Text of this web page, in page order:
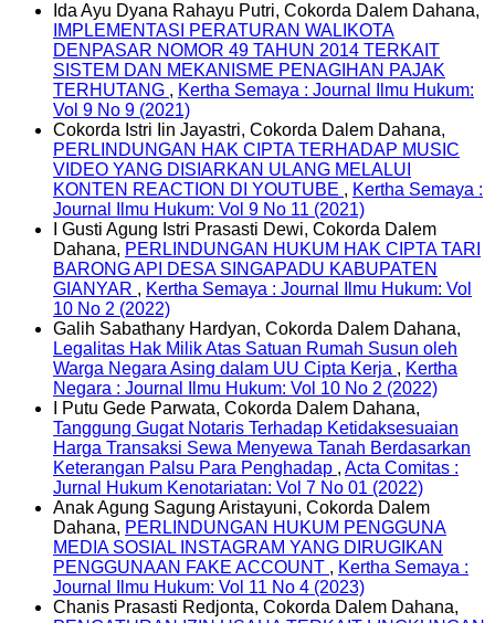
Ida Ayu Dyana Rahayu Putri, Cokorda Dalem Dahana,
IMPLEMENTASI PERATURAN WALIKOTA
DENPASAR NOMOR 49 TAHUN 2014 TERKAIT
SISTEM DAN MEKANISME PENAGIHAN PAJAK
TERHUTANG , Kertha Semaya : Journal Ilmu Hukum:
Vol 9 No 9 (2021)
Cokorda Istri Iin Jayastri, Cokorda Dalem Dahana,
PERLINDUNGAN HAK CIPTA TERHADAP MUSIC
VIDEO YANG DISIARKAN ULANG MELALUI
KONTEN REACTION DI YOUTUBE , Kertha Semaya :
Journal Ilmu Hukum: Vol 9 No 11 (2021)
I Gusti Agung Istri Prasasti Dewi, Cokorda Dalem
Dahana, PERLINDUNGAN HUKUM HAK CIPTA TARI
BARONG API DESA SINGAPADU KABUPATEN
GIANYAR , Kertha Semaya : Journal Ilmu Hukum: Vol
10 No 2 (2022)
Galih Sabathany Hardyan, Cokorda Dalem Dahana,
Legalitas Hak Milik Atas Satuan Rumah Susun oleh
Warga Negara Asing dalam UU Cipta Kerja , Kertha
Negara : Journal Ilmu Hukum: Vol 10 No 2 (2022)
I Putu Gede Parwata, Cokorda Dalem Dahana,
Tanggung Gugat Notaris Terhadap Ketidaksesuaian
Harga Transaksi Sewa Menyewa Tanah Berdasarkan
Keterangan Palsu Para Penghadap , Acta Comitas :
Jurnal Hukum Kenotariatan: Vol 7 No 01 (2022)
Anak Agung Sagung Aristayuni, Cokorda Dalem
Dahana, PERLINDUNGAN HUKUM PENGGUNA
MEDIA SOSIAL INSTAGRAM YANG DIRUGIKAN
PENGGUNAAN FAKE ACCOUNT , Kertha Semaya :
Journal Ilmu Hukum: Vol 11 No 4 (2023)
Chanis Prasasti Redjonta, Cokorda Dalem Dahana,